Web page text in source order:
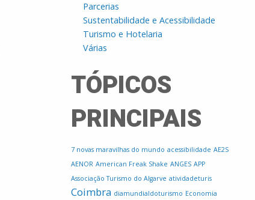
Parcerias
Sustentabilidade e Acessibilidade
Turismo e Hotelaria
Várias
TÓPICOS
PRINCIPAIS
7 novas maravilhas do mundo acessibilidade AE2S
AENOR American Freak Shake ANGES APP
Associação Turismo do Algarve atividadeturis
Coimbra diamundialdoturismo Economia